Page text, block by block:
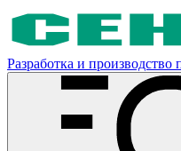
Разработка и производство